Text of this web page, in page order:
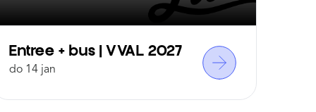
Entree + bus | VVAL 2027
do 14 jan